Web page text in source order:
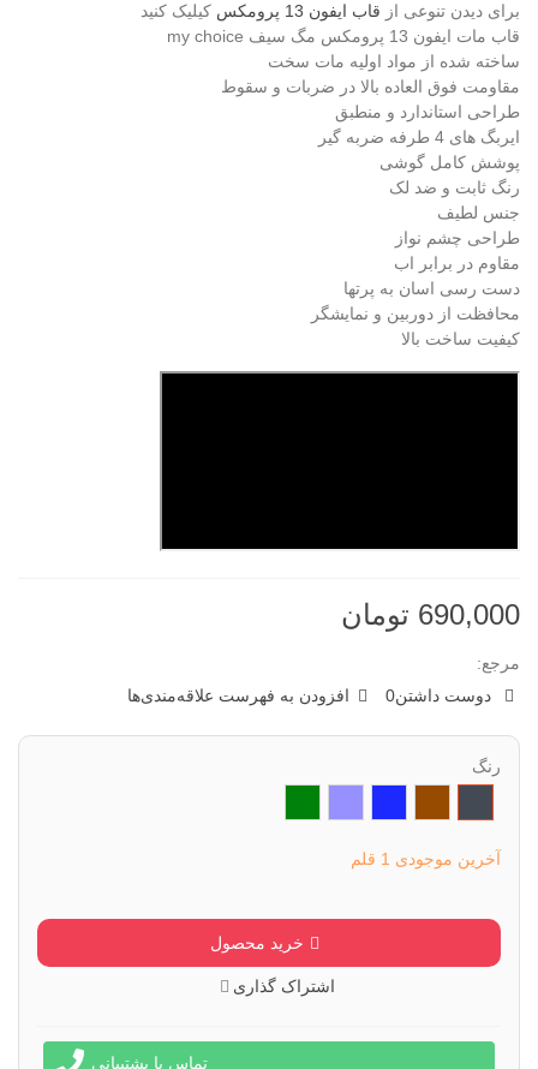
برای دیدن تنوعی از قاب ایفون 13 پرومکس
کیلیک کنید
قاب مات ایفون 13 پرومکس مگ سیف my choice
ساخته شده از مواد اولیه مات سخت
مقاومت فوق العاده بالا در ضربات و سقوط
طراحی استاندارد و منطبق
ایربگ های 4 طرفه ضربه گیر
پوشش کامل گوشی
رنگ ثابت و ضد لک
جنس لطیف
طراحی چشم نواز
مقاوم در برابر اب
دست رسی اسان به پرتها
محافظت از دوربین و نمایشگر
کیفیت ساخت بالا
690,000 تومان
مرجع:
دوست داشتن0 افزودن به فهرست علاقه‌مندی‌ها
رنگ
ای
ای
تیره
آخرین موجودی 1 قلم
خرید محصول
اشتراک گذاری
تماس با پشتیبانی